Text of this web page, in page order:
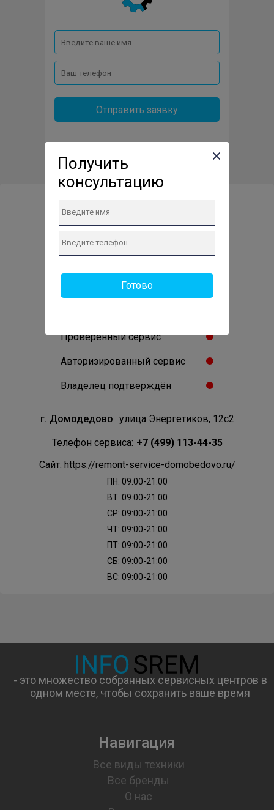
Сервис-центр по ремонту
техники в Домодедово
Проверенный сервис
Авторизированный сервис
Владелец подтверждён
г. Домодедово улица Энергетиков, 12с2
Телефон сервиса: +7 (499) 113-44-35
Сайт: https://remont-service-domobedovo.ru/
ПН: 09:00-21:00
ВТ: 09:00-21:00
СР: 09:00-21:00
ЧТ: 09:00-21:00
ПТ: 09:00-21:00
СБ: 09:00-21:00
ВС: 09:00-21:00
Отправить заявку
- это множество собранных сервисных центров в
одном месте, чтобы сохранить ваше время
Навигация
Все виды техники
Все бренды
О нас
Получить
консультацию
Готово